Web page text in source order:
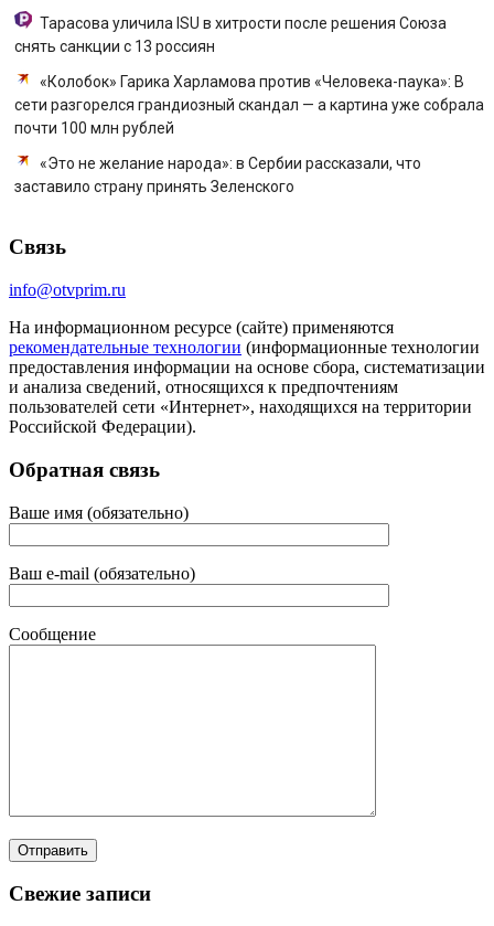
Тарасова уличила ISU в хитрости после решения Союза
снять санкции с 13 россиян
«Колобок» Гарика Харламова против «Человека-паука»: В
сети разгорелся грандиозный скандал — а картина уже собрала
почти 100 млн рублей
«Это не желание народа»: в Сербии рассказали, что
заставило страну принять Зеленского
Связь
info@otvprim.ru
На информационном ресурсе (сайте) применяются
рекомендательные технологии (информационные технологии
предоставления информации на основе сбора, систематизации
и анализа сведений, относящихся к предпочтениям
пользователей сети «Интернет», находящихся на территории
Российской Федерации).
Обратная связь
Ваше имя (обязательно)
Ваш e-mail (обязательно)
Сообщение
Свежие записи